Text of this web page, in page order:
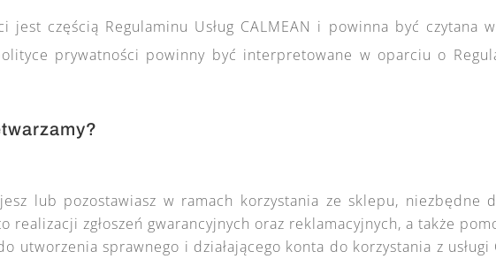
jest częścią Regulaminu Usług CALMEAN i powinna być czytana
prywatności powinny być interpretowane w oparciu o
lub pozostawiasz w ramach korzystania ze sklepu, niezbędne
realizacji zgłoszeń gwarancyjnych oraz reklamacyjnych, a także
utworzenia sprawnego i działającego konta do korzystania z